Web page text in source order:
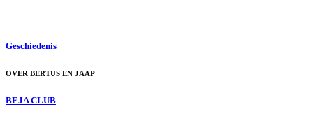
Geschiedenis
OVER BERTUS EN JAAP
BEJA CLUB